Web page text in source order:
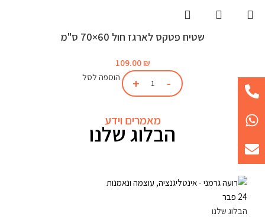
שטיח פטקס לארגז חול 60×70 ס"מ
109.00 ₪
הוספה לסל
מאמרים וידע
הבלוג שלנו
24 פבר
הבלוג שלנו